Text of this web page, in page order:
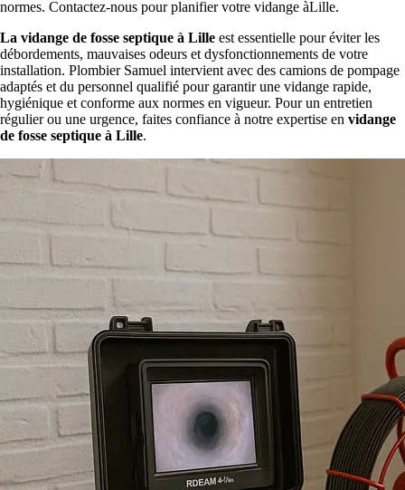
normes. Contactez-nous pour planifier votre vidange àLille.
La vidange de fosse septique à Lille est essentielle pour éviter les
débordements, mauvaises odeurs et dysfonctionnements de votre
installation. Plombier Samuel intervient avec des camions de pompage
adaptés et du personnel qualifié pour garantir une vidange rapide,
hygiénique et conforme aux normes en vigueur. Pour un entretien
régulier ou une urgence, faites confiance à notre expertise en vidange
de fosse septique à Lille.